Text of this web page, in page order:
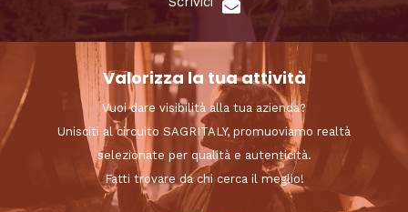
Valorizza la tua attività
Vuoi dare visibilità alla tua azienda?
Unisciti al circuito SAGRITALY, promuoviamo realtà
selezionate per qualità e autenticità.
Fatti trovare da chi cerca il meglio!